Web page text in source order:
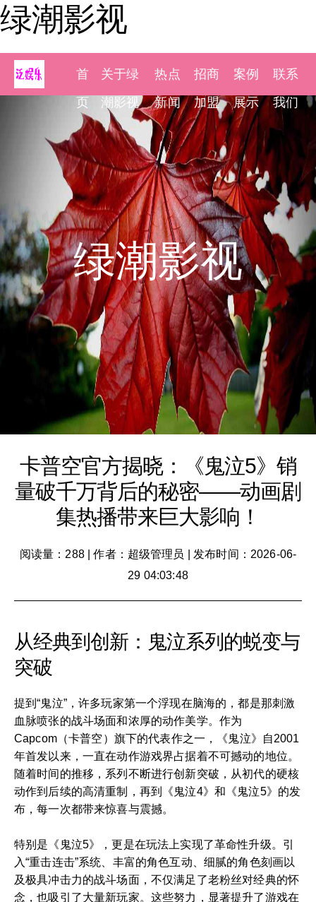
绿潮影视
首
页
关于绿
潮影视
热点
新闻
招商
加盟
案例
展示
联系
我们
绿潮影视
卡普空官方揭晓：《鬼泣5》销
量破千万背后的秘密——动画剧
集热播带来巨大影响！
阅读量：288|作者：超级管理员
发布时间：2026-06-
29 04:03:48
从经典到创新：鬼泣系列的蜕变与
突破
提到“鬼泣”，许多玩家第一个浮现在脑海的，都是那刺激
血脉喷张的战斗场面和浓厚的动作美学。作为
Capcom（卡普空）旗下的代表作之一，《鬼泣》自2001
年首发以来，一直在动作游戏界占据着不可撼动的地位。
随着时间的推移，系列不断进行创新突破，从初代的硬核
动作到后续的高清重制，再到《鬼泣4》和《鬼泣5》的发
布，每一次都带来惊喜与震撼。
特别是《鬼泣5》，更是在玩法上实现了革命性升级。引
入“重击连击”系统、丰富的角色互动、细腻的角色刻画以
及极具冲击力的战斗场面，不仅满足了老粉丝对经典的怀
念，也吸引了大量新玩家。这些努力，显著提升了游戏在